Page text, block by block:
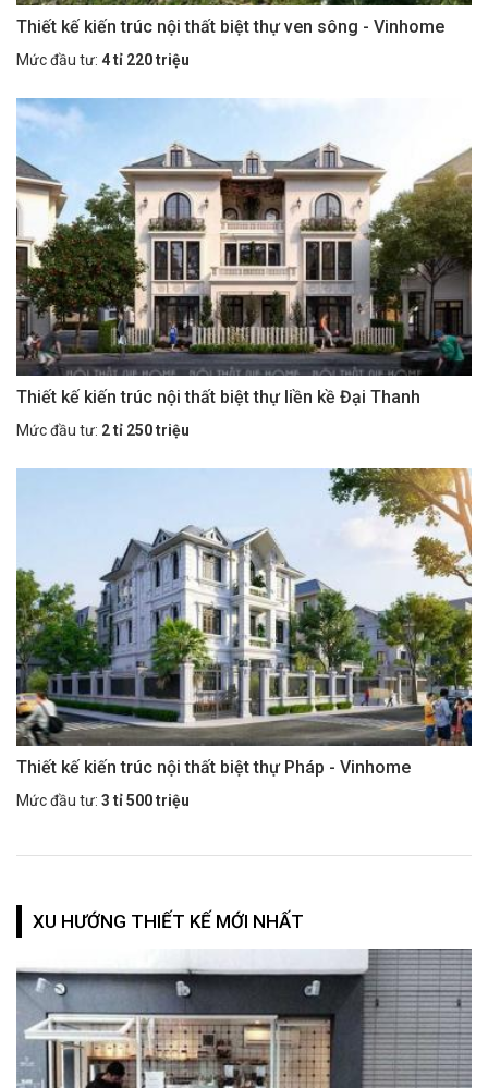
Thiết kế kiến trúc nội thất biệt thự ven sông - Vinhome
Mức đầu tư: 4 tỉ 220 triệu
Thiết kế kiến trúc nội thất biệt thự liền kề Đại Thanh
Mức đầu tư: 2 tỉ 250 triệu
Thiết kế kiến trúc nội thất biệt thự Pháp - Vinhome
Mức đầu tư: 3 tỉ 500 triệu
XU HƯỚNG THIẾT KẾ MỚI NHẤT